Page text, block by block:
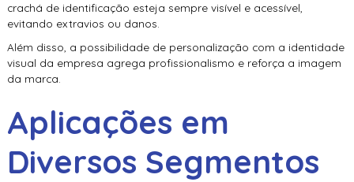
crachá de identificação esteja sempre visível e acessível,
evitando extravios ou danos.
Além disso, a possibilidade de personalização com a identidade
visual da empresa agrega profissionalismo e reforça a imagem
da marca.
Aplicações em
Diversos Segmentos